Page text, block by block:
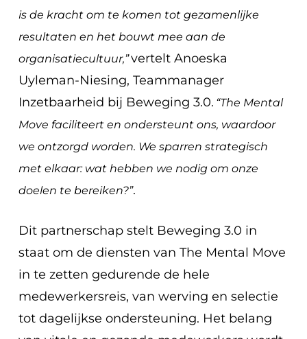
is de kracht om te komen tot gezamenlijke
resultaten en het bouwt mee aan de
organisatiecultuur,”vertelt Anoeska
Uyleman-Niesing, Teammanager
Inzetbaarheid bij Beweging 3.0. “The Mental
Move faciliteert en ondersteunt ons, waardoor
we ontzorgd worden. We sparren strategisch
met elkaar: wat hebben we nodig om onze
doelen te bereiken?”.
Dit partnerschap stelt Beweging 3.0 in
staat om de diensten van The Mental Move
in te zetten gedurende de hele
medewerkersreis, van werving en selectie
tot dagelijkse ondersteuning. Het belang